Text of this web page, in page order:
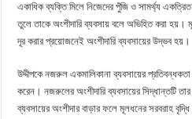
একাধিক ব্যক্তি মিলে নিজেদের পুঁজি ও সামর্থ্য
তুলে তাকে অংশীদারি ব্যবসায় বলে অভিহিত করা
দূর করার প্রয়োজনেই অংশীদারি ব্যবসায়ের উদ্ভব হয়।
উদ্দীপকে নজরুল একমালিকানা ব্যবসায়ের
করেন। নজরুলের অংশীদারি ব্যবসায়ের সিদ্ধান্তটি
ব্যবসায়ের অংশীদার বাড়ার ফলে মূলধনের সরবরাহ